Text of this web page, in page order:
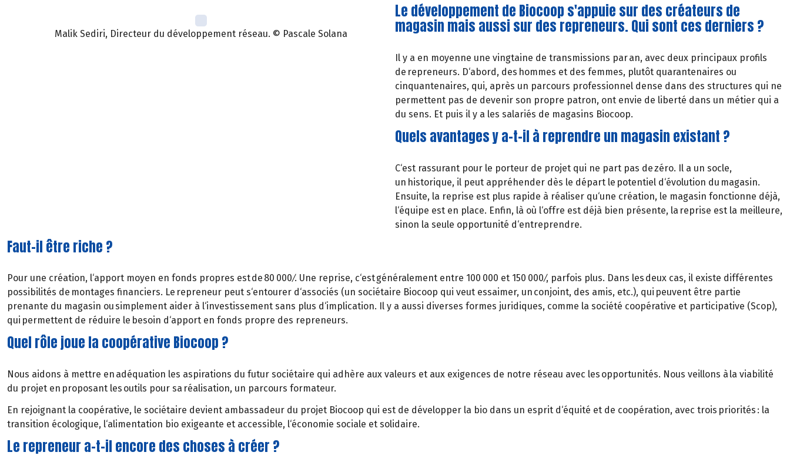
Malik Sediri, Directeur du développement réseau. © Pascale Solana
Le développement de Biocoop s'appuie sur des créateurs de
magasin mais aussi sur des repreneurs. Qui sont ces derniers ?
Il y a en moyenne une vingtaine de transmissions par an, avec deux principaux profils
de repreneurs. D‘abord, des hommes et des femmes, plutôt quarantenaires ou
cinquantenaires, qui, après un parcours professionnel dense dans des structures qui ne
permettent pas de devenir son propre patron, ont envie de liberté dans un métier qui a
du sens. Et puis il y a les salariés de magasins Biocoop.
Quels avantages y a-t-il à reprendre un magasin existant ?
C‘est rassurant pour le porteur de projet qui ne part pas de zéro. Il a un socle,
un historique, il peut appréhender dès le départ le potentiel d‘évolution du magasin.
Ensuite, la reprise est plus rapide à réaliser qu‘une création, le magasin fonctionne déjà,
l‘équipe est en place. Enfin, là où l‘offre est déjà bien présente, la reprise est la meilleure,
sinon la seule opportunité d‘entreprendre.
Faut-il être riche ?
Pour une création, l‘apport moyen en fonds propres est de 80 000 ⁄. Une reprise, c‘est généralement entre 100 000 et 150 000 ⁄, parfois plus. Dans les deux cas, il existe différentes
possibilités de montages financiers. Le repreneur peut s‘entourer d‘associés (un sociétaire Biocoop qui veut essaimer, un conjoint, des amis, etc.), qui peuvent être partie
prenante du magasin ou simplement aider à l‘investissement sans plus d‘implication. Il y a aussi diverses formes juridiques, comme la société coopérative et participative (Scop),
qui permettent de réduire le besoin d‘apport en fonds propre des repreneurs.
Quel rôle joue la coopérative Biocoop ?
Nous aidons à mettre en adéquation les aspirations du futur sociétaire qui adhère aux valeurs et aux exigences de notre réseau avec les opportunités. Nous veillons à la viabilité
du projet en proposant les outils pour sa réalisation, un parcours formateur.
En rejoignant la coopérative, le sociétaire devient ambassadeur du projet Biocoop qui est de développer la bio dans un esprit d‘équité et de coopération, avec trois priorités : la
transition écologique, l‘alimentation bio exigeante et accessible, l‘économie sociale et solidaire.
Le repreneur a-t-il encore des choses à créer ?